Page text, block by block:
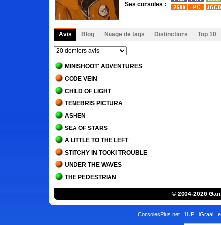
Ses consoles :
Avis Blog Nuage de tags Distinctions Top 10
MINISHOOT' ADVENTURES
CODE VEIN
CHILD OF LIGHT
TENEBRIS PICTURA
ASHEN
SEA OF STARS
A LITTLE TO THE LEFT
STITCHY IN TOOKI TROUBLE
UNDER THE WAVES
THE PEDESTRIAN
BLADES OF FIRE
THE LAST ORICRU
SEKIRO - SHADOWS DIE TWICE
© 2004-2026
ConsolesPlus.net 1UP iGraal